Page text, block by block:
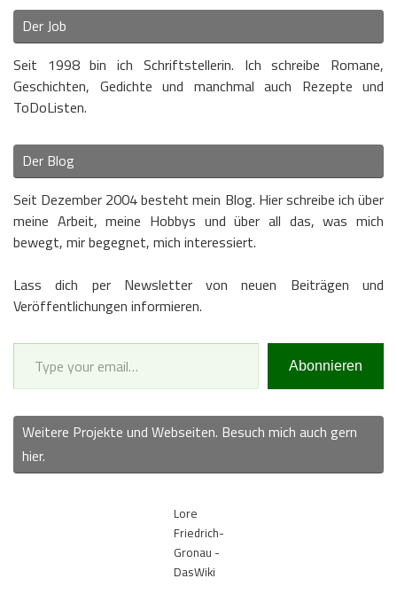
Der Job
Seit 1998 bin ich Schriftstellerin. Ich schreibe Romane,
Geschichten, Gedichte und manchmal auch Rezepte und
ToDoListen.
Der Blog
Seit Dezember 2004 besteht mein Blog. Hier schreibe ich über
meine Arbeit, meine Hobbys und über all das, was mich
bewegt, mir begegnet, mich interessiert.
Lass dich per Newsletter von neuen Beiträgen und
Veröffentlichungen informieren.
Type your email…
Abonnieren
Weitere Projekte und Webseiten. Besuch mich auch gern
hier.
Lore
Friedrich-
Gronau -
DasWiki